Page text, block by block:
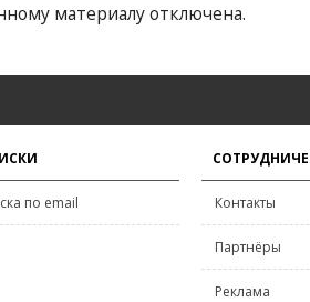
материалу отключена.
по email Контакты
Партнёры
Реклама